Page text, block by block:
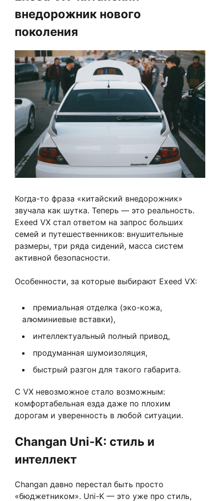
внедорожник нового
поколения
Когда-то фраза «китайский внедорожник»
звучала как шутка. Теперь — это реальность.
Exeed VX стал ответом на запрос больших
семей и путешественников: внушительные
размеры, три ряда сидений, масса систем
активной безопасности.
Особенности, за которые выбирают Exeed VX:
премиальная отделка (эко-кожа,
алюминиевые вставки),
интеллектуальный полный привод,
продуманная шумоизоляция,
быстрый разгон для такого габарита.
С VX невозможное стало возможным:
комфортабельная езда даже по плохим
дорогам и уверенность в любой ситуации.
Changan Uni-K: стиль и
интеллект
Changan давно перестал быть просто
«бюджетником». Uni-K — это уже про стиль,